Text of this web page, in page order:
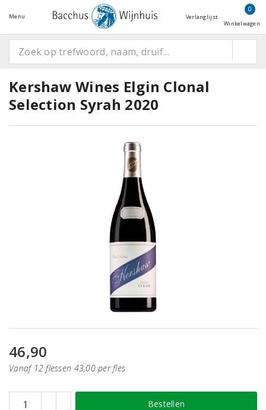
Menu Verlanglijst
0
Winkelwagen
Kershaw Wines Elgin Clonal
Selection Syrah 2020
46,90
Vanaf 12 flessen 43,00 per fles
Bestellen